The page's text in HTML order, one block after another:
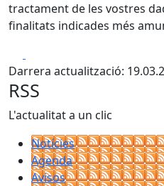
tractament de les vostres
finalitats indicades més
Darrera actualització:
RSS
L'actualitat a un clic
Notícies
Agenda
Avisos